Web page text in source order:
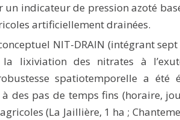
un indicateur de pression azoté
artificiellement drainées.
NIT-DRAIN (intégrant
lixiviation des nitrates à
spatiotemporelle a été
des pas de temps fins (horaire,
(La Jaillière, 1 ha ;